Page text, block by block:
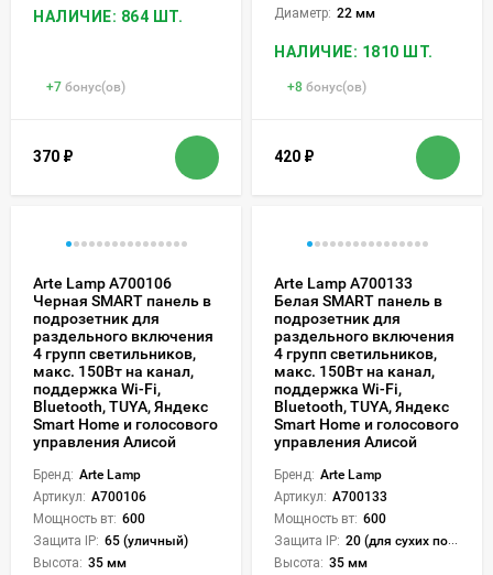
НАЛИЧИЕ: 864 ШТ.
+7 бонус(ов)
370 ₽
Диаметр: 22 мм
НАЛИЧИЕ: 1810 ШТ.
+8 бонус(ов)
420 ₽
Arte Lamp A700106
Черная SMART панель в
подрозетник для
раздельного включения
4 групп светильников,
макс. 150Вт на канал,
поддержка Wi-Fi,
Bluetooth, TUYA, Яндекс
Smart Home и голосового
управления Алисой
Бренд: Arte Lamp
Артикул: A700106
Мощность вт: 600
Защита IP: 65 (уличный)
Высота: 35 мм
Arte Lamp A700133
Белая SMART панель в
подрозетник для
раздельного включения
4 групп светильников,
макс. 150Вт на канал,
поддержка Wi-Fi,
Bluetooth, TUYA, Яндекс
Smart Home и голосового
управления Алисой
Бренд: Arte Lamp
Артикул: A700133
Мощность вт: 600
Защита IP: 20 (для сухих пом.)
Высота: 35 мм